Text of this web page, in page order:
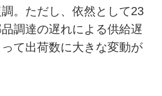
。ただし、依然として23
調達の遅れによる供給遅
て出荷数に大きな変動が